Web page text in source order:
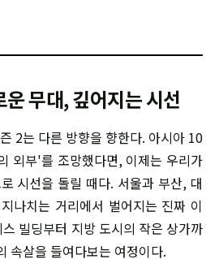
무대, 깊어지는 시선
2는 다른 방향을 향한다. 아시아 10
외부'를 조망했다면, 이제는 우리가
시선을 돌릴 때다. 서울과 부산, 대
나치는 거리에서 벌어지는 진짜 이
빌딩부터 지방 도시의 작은 상가까
속살을 들여다보는 여정이다.